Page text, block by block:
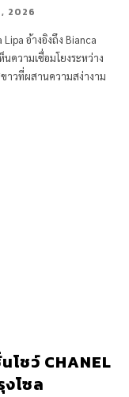
2026
อ้างอิงถึง Bianca
ความเชื่อมโยงระหว่าง
าวที่ผสานความสง่างาม
ชว์ CHANEL
งโซล